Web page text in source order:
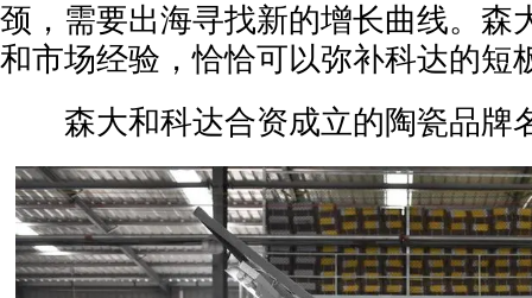
颈，需要出海寻找新的增长曲线。森
和市场经验，恰恰可以弥补科达的短
森大和科达合资成立的陶瓷品牌